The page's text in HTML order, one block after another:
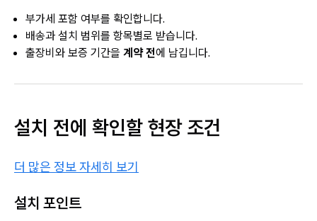
부가세 포함 여부를 확인합니다.
배송과 설치 범위를 항목별로 받습니다.
출장비와 보증 기간을 계약 전에 남깁니다.
설치 전에 확인할 현장 조건
더 많은 정보 자세히 보기
설치 포인트